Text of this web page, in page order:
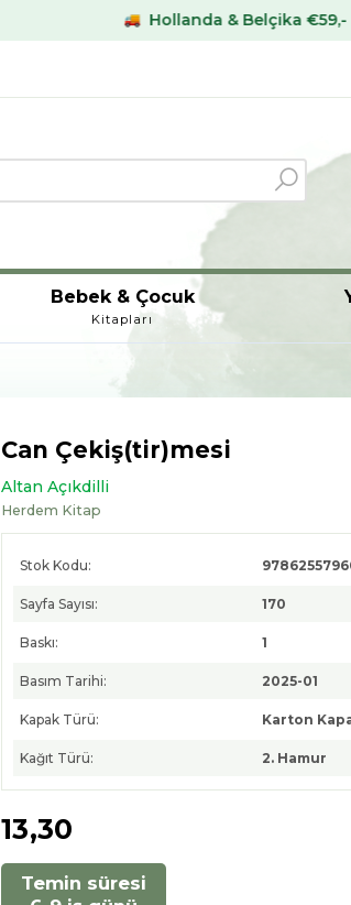
Hollanda & Belçika €59,- üstü kargo
Bebek & Çocuk
Kitapları
Can Çekiş(tir)mesi
Altan Açıkdilli
Herdem Kitap
Stok Kodu:
Sayfa Sayısı: 170
Baskı: 1
Basım Tarihi: 2025-01
Kapak Türü: Karton
Kağıt Türü: 2. Hamur
13,30
Temin süresi